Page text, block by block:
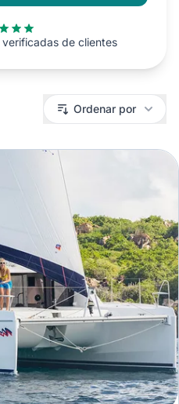
de clientes
Ordenar por